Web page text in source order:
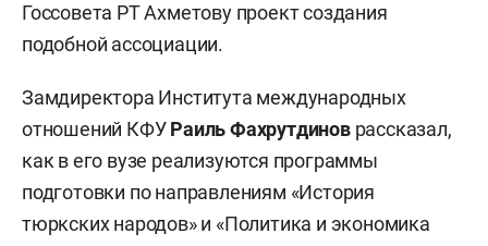
Госсовета РТ Ахметову проект создания
подобной ассоциации.
Замдиректора Института международных
отношений КФУРаиль Фахрутдинов рассказал,
как в его вузе реализуются программы
подготовки по направлениям «История
тюркских народов» и «Политика и экономика